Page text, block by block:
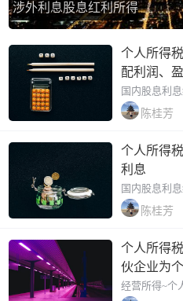
涉外利息股息红利所得
个人所得
配利润、
国内股息利
陈桂芳
个人所得
利息
国内股息利
陈桂芳
个人所得
伙企业为
经营所得~个